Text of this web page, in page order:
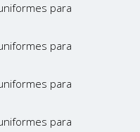
para
para
para
para